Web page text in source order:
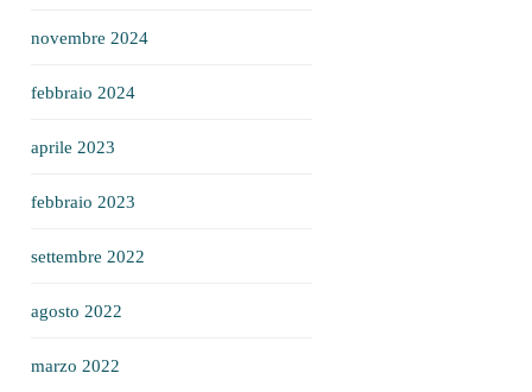
novembre 2024
febbraio 2024
aprile 2023
febbraio 2023
settembre 2022
agosto 2022
marzo 2022